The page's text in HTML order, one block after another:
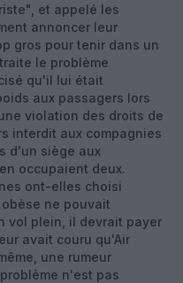
et appelé les
annoncer leur
gros pour tenir dans un
le problème
qu'il lui était
aux passagers lors
violation des droits de
interdit aux compagnies
d'un siège aux
occupaient deux.
ont-elles choisi
ne pouvait
vol plein, il devrait payer
avait couru qu'Air
une rumeur
n'est pas